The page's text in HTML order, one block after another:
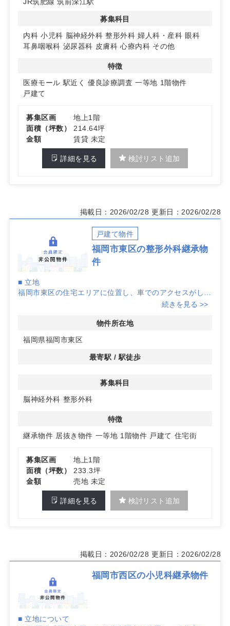
やすく、内科系を軸にスムーズな立ち上げ計画が立てやす
◆糸島ののどかな地を活かす開業に好相性
地域に根差した通院ニーズに応えるクリニックづくりを目
防からかかりつけ機能まで段階的に展開する構想と相性が
募集科目
内科 小児科 脳神経外科 整形外科 婦人科・産科 眼科
耳鼻咽喉科 泌尿器科 皮膚科 心療内科 その他
特徴
医療モール 駅近く 優良診療調査 一等地 1階物件
戸建て
募集区画
地上1階
面積（坪数）
214.64坪
金額
賃貸 未定
詳細を見る 検討リスト追加
掲載日：2026/02/28 更新日：2026/02/28
戸建て物件
福岡市東区の整形外科継承物
件
■ 立地
福岡市東区の住宅エリアに位置し、車でのアクセスがしや
すい地域密着型クリニック。駐車場を備え、日常生活の延
内科を中心に、風邪・発熱・生活習慣病などの一般的な疾
患に対応。慢性疾患の継続管理や健康相談にも応じる、地
域の一次医療を担う医療機関です。
丁寧な説明と落ち着いた診療体制が評価されており、かか
りつけ医として利用しやすい環境が整っています。必要に
応じて専門医療機関との連携も行っています。
続きを見る >>
物件所在地
福岡県福岡市東区
最寄駅 / 駅徒歩
募集科目
脳神経外科 整形外科
特徴
継承物件 居抜き物件 一等地 1階物件 戸建て 住宅街
募集区画
地上1階
面積（坪数）
233.3坪
金額
売地 未定
詳細を見る 検討リスト追加
掲載日：2026/02/28 更新日：2026/02/28
福岡市西区の小児科継承物件
■ 立地について